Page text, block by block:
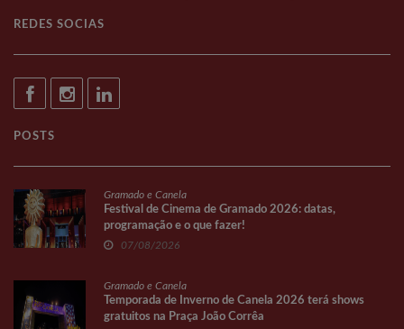
REDES SOCIAS
POSTS
Gramado e Canela
Festival de Cinema de Gramado 2026: datas,
programação e o que fazer!
07/08/2026
Gramado e Canela
Temporada de Inverno de Canela 2026 terá shows
gratuitos na Praça João Corrêa